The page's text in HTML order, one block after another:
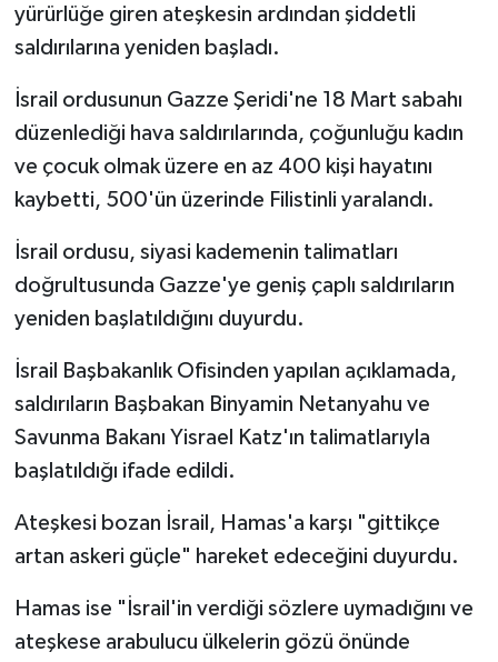
yürürlüğe giren ateşkesin ardından şiddetli
saldırılarına yeniden başladı.
İsrail ordusunun Gazze Şeridi'ne 18 Mart sabahı
düzenlediği hava saldırılarında, çoğunluğu kadın
ve çocuk olmak üzere en az 400 kişi hayatını
kaybetti, 500'ün üzerinde Filistinli yaralandı.
İsrail ordusu, siyasi kademenin talimatları
doğrultusunda Gazze'ye geniş çaplı saldırıların
yeniden başlatıldığını duyurdu.
İsrail Başbakanlık Ofisinden yapılan açıklamada,
saldırıların Başbakan Binyamin Netanyahu ve
Savunma Bakanı Yisrael Katz'ın talimatlarıyla
başlatıldığı ifade edildi.
Ateşkesi bozan İsrail, Hamas'a karşı "gittikçe
artan askeri güçle" hareket edeceğini duyurdu.
Hamas ise "İsrail'in verdiği sözlere uymadığını ve
ateşkese arabulucu ülkelerin gözü önünde